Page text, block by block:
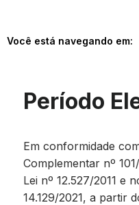
Você está navegando em:
Período
Em conformidade
Complementar nº
Lei nº 12.527/2011 e
14.129/2021, a partir